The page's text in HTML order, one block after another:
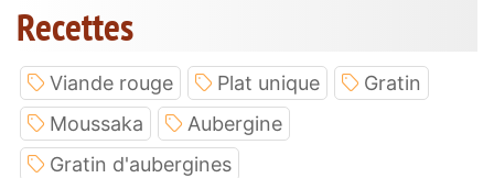
Recettes
Viande rouge Plat unique
Gratin
Moussaka
Aubergine
Gratin d'aubergines